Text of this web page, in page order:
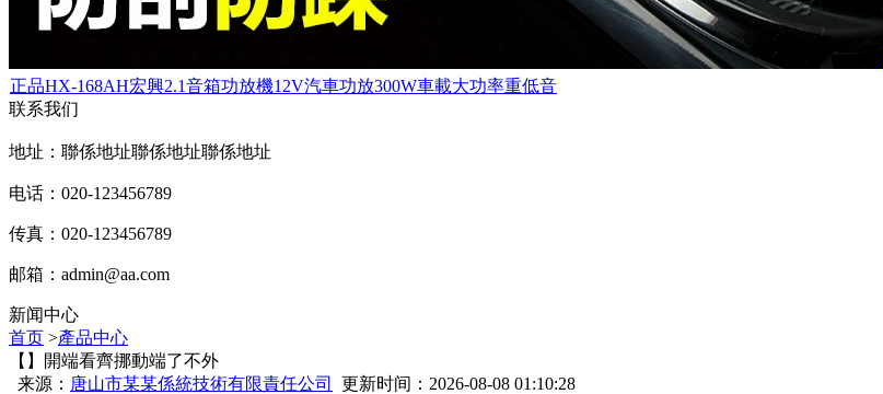
正品HX-168AH宏興2.1音箱功放機12V汽車功放300W車載大功率重低音
联系我们
地址：聯係地址聯係地址聯係地址
电话：020-123456789
传真：020-123456789
邮箱： admin@aa.com
新闻中心
首页 >產品中心
【】開端看齊挪動端了不外
来源： 唐山市某某係統技術有限責任公司 更新时间：2026-08-08 01:10:28